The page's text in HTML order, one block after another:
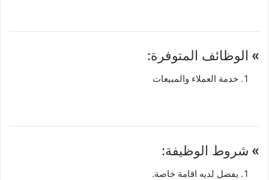
» الوظائف المتوفرة:
خدمة العملاء والمبيعات
» شروط الوظيفة:
يفضل لديه اقامة خاصة.